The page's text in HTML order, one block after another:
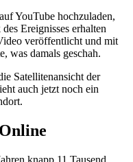
YouTube hochzuladen,
Ereignisses erhalten
veröffentlicht und mit
was damals geschah.
Satellitenansicht der
auch jetzt noch ein